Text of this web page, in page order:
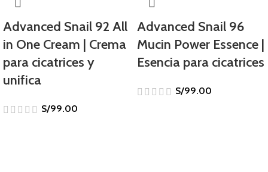
Advanced Snail 92 All
in One Cream | Crema
para cicatrices y
unifica
S/99.00
Advanced Snail 96
Mucin Power Essence |
Esencia para cicatrices
S/99.00